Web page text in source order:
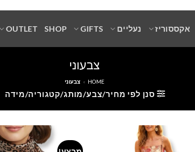
אקססוריז נעליים GIFTS
SHOP
OUTLET
צבעוני
HOME
» צבעוני
סנן לפי מחיר/צבע/מותג/קטגוריה/מידה